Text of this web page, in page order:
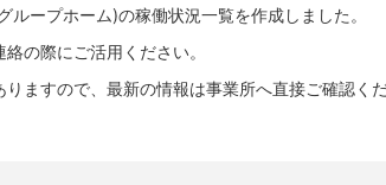
ープホーム)の稼働状況一覧を作成しました。
の際にご活用ください。
ますので、最新の情報は事業所へ直接ご確認く